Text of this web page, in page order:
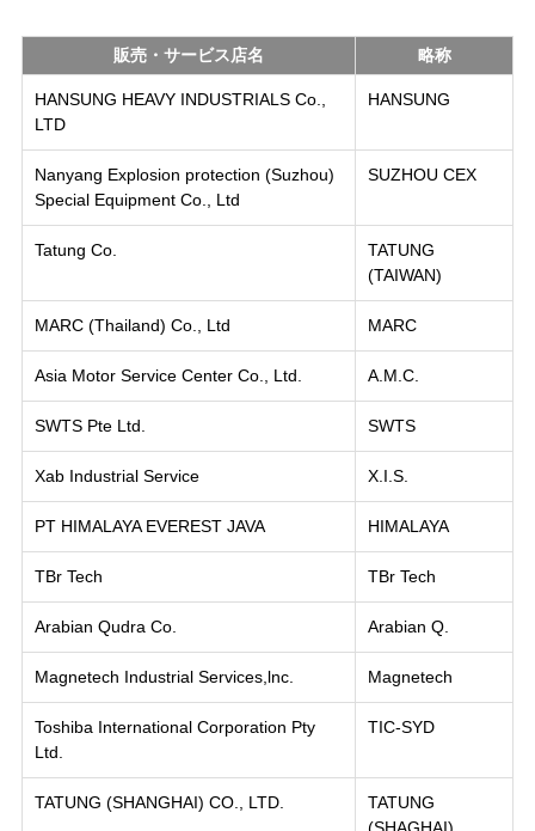
販売・サービス店名 略称
HANSUNG HEAVY INDUSTRIALS Co.,
LTD
HANSUNG
Nanyang Explosion protection (Suzhou)
Special Equipment Co., Ltd
SUZHOU CEX
Tatung Co.
TATUNG
(TAIWAN)
MARC (Thailand) Co., Ltd MARC
Asia Motor Service Center Co., Ltd. A.M.C.
SWTS Pte Ltd. SWTS
Xab Industrial Service X.I.S.
PT HIMALAYA EVEREST JAVA HIMALAYA
TBr Tech TBr Tech
Arabian Qudra Co. Arabian Q.
Magnetech Industrial Services,lnc. Magnetech
Toshiba International Corporation Pty
Ltd.
TIC-SYD
TATUNG (SHANGHAI) CO., LTD.
TATUNG